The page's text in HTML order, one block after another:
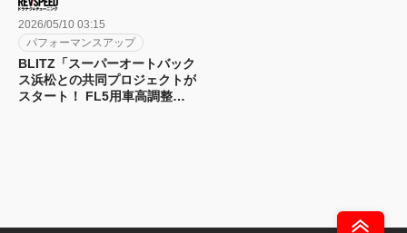
2026/05/10 03:15
パフォーマンスアップ
BLITZ「スーパーオートバック
ス浜松との共同プロジェクトが
スタート！ FL5用車高調整ス